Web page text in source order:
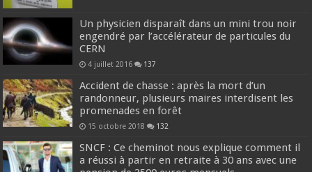
Un physicien disparaît dans un mini trou noir
engendré par l’accélérateur de particules du
CERN
4 juillet 2016 137
Accident de chasse : après la mort d’un
randonneur, plusieurs maires interdisent les
promenades en forêt
15 octobre 2018 132
SNCF : Ce cheminot nous explique comment il
a réussi à partir en retraite à 30 ans avec une